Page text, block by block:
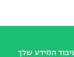
המידע שלך